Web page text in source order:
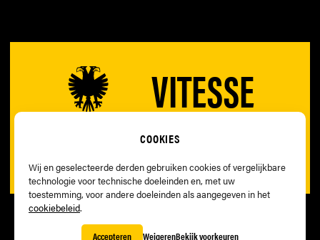
VITESSE
COOKIES
Wij en geselecteerde derden gebruiken cookies of vergelijkbare
technologie voor technische doeleinden en, met uw
toestemming, voor andere doeleinden als aangegeven in het
cookiebeleid.
Accepteren WeigerenBekijk voorkeuren